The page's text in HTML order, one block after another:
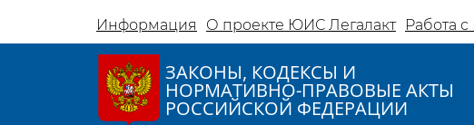
Информация О проекте ЮИС Легалакт Работа
ЗАКОНЫ, КОДЕКСЫ И
НОРМАТИВНО-ПРАВОВЫЕ АКТЫ
РОССИЙСКОЙ ФЕДЕРАЦИИ